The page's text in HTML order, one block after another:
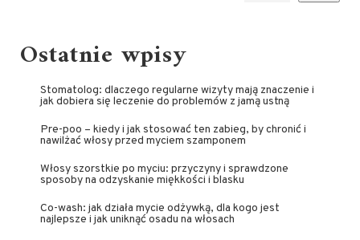
Ostatnie wpisy
Stomatolog: dlaczego regularne wizyty mają znaczenie i
jak dobiera się leczenie do problemów z jamą ustną
Pre-poo – kiedy i jak stosować ten zabieg, by chronić i
nawilżać włosy przed myciem szamponem
Włosy szorstkie po myciu: przyczyny i sprawdzone
sposoby na odzyskanie miękkości i blasku
Co-wash: jak działa mycie odżywką, dla kogo jest
najlepsze i jak uniknąć osadu na włosach